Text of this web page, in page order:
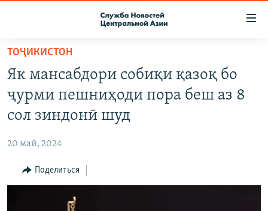
Вернуться
основному
содержанию
Вернутся
главной
Вернутся
КОНТАКТЫ
НАСТОЯЩЕЕ ВРЕМЯ
МИГРАНТ МЕДИА
ТОҶИКИСТОН
Як мансабдори собиқи қазоқ бо
ҷурми пешниҳоди пора беш аз 8
сол зиндонӣ шуд
20 май, 2024
Поделиться